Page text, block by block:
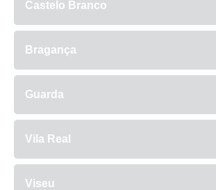
Castelo Branco
Bragança
Guarda
Vila Real
Viseu